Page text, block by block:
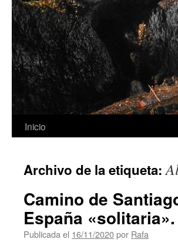
Inicio
Archivo de la etiqueta:
Camino de
España
Publicada el 16/11/2020por Rafa